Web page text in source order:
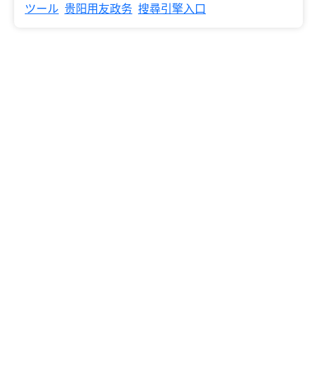
ツール 贵阳用友政务 搜尋引擎入口